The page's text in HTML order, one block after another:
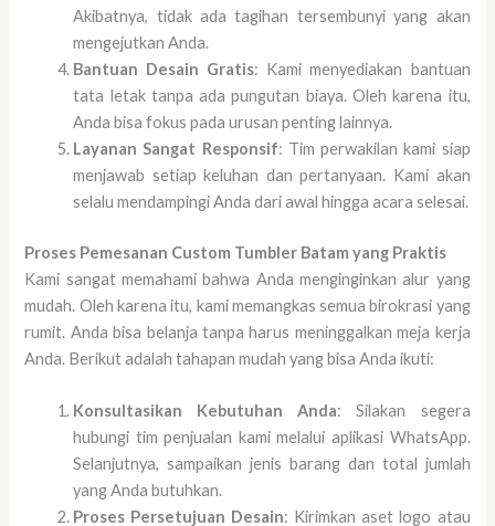
Akibatnya, tidak ada tagihan tersembunyi yang akan
mengejutkan Anda.
Bantuan Desain Gratis: Kami menyediakan bantuan
tata letak tanpa ada pungutan biaya. Oleh karena itu,
Anda bisa fokus pada urusan penting lainnya.
Layanan Sangat Responsif: Tim perwakilan kami siap
menjawab setiap keluhan dan pertanyaan. Kami akan
selalu mendampingi Anda dari awal hingga acara selesai.
Proses Pemesanan Custom Tumbler Batam yang Praktis
Kami sangat memahami bahwa Anda menginginkan alur yang
mudah. Oleh karena itu, kami memangkas semua birokrasi yang
rumit. Anda bisa belanja tanpa harus meninggalkan meja kerja
Anda. Berikut adalah tahapan mudah yang bisa Anda ikuti:
Konsultasikan Kebutuhan Anda: Silakan segera
hubungi tim penjualan kami melalui aplikasi WhatsApp.
Selanjutnya, sampaikan jenis barang dan total jumlah
yang Anda butuhkan.
Proses Persetujuan Desain: Kirimkan aset logo atau